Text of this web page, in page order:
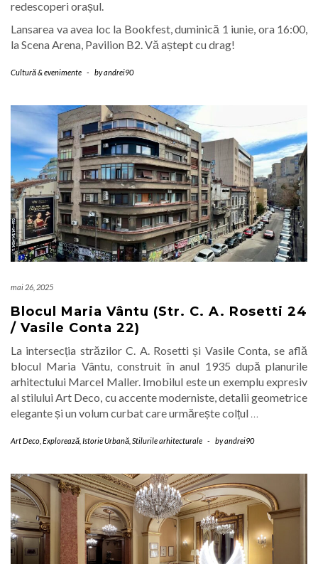
redescoperi orașul.
Lansarea va avea loc la Bookfest, duminică 1 iunie, ora 16:00,
la Scena Arena, Pavilion B2. Vă aștept cu drag!
Cultură & evenimente - byandrei90
mai 26, 2025
Blocul Maria Vântu (Str. C. A. Rosetti 24
/ Vasile Conta 22)
La intersecția străzilor C. A. Rosetti și Vasile Conta, se află
blocul Maria Vântu, construit în anul 1935 după planurile
arhitectului Marcel Maller. Imobilul este un exemplu expresiv
al stilului Art Deco, cu accente moderniste, detalii geometrice
elegante și un volum curbat care urmărește colțul …
Art Deco Explorează Istorie Urbană Stilurile arhitecturale - byandrei90